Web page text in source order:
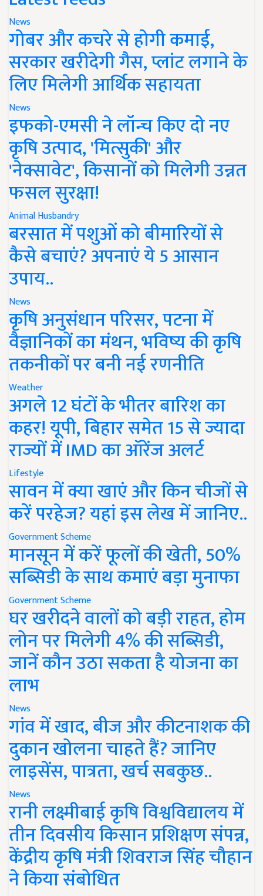
News
गोबर और कचरे से होगी कमाई,
सरकार खरीदेगी गैस, प्लांट लगाने के
लिए मिलेगी आर्थिक सहायता
News
इफको-एमसी ने लॉन्च किए दो नए
कृषि उत्पाद, 'मित्सुकी' और
'नेक्सावेट', किसानों को मिलेगी उन्नत
फसल सुरक्षा!
Animal Husbandry
बरसात में पशुओं को बीमारियों से
कैसे बचाएं? अपनाएं ये 5 आसान
उपाय..
News
कृषि अनुसंधान परिसर, पटना में
वैज्ञानिकों का मंथन, भविष्य की कृषि
तकनीकों पर बनी नई रणनीति
Weather
अगले 12 घंटों के भीतर बारिश का
कहर! यूपी, बिहार समेत 15 से ज्यादा
राज्यों में IMD का ऑरेंज अलर्ट
Lifestyle
सावन में क्या खाएं और किन चीजों से
करें परहेज? यहां इस लेख में जानिए..
Government Scheme
मानसून में करें फूलों की खेती, 50%
सब्सिडी के साथ कमाएं बड़ा मुनाफा
Government Scheme
घर खरीदने वालों को बड़ी राहत, होम
लोन पर मिलेगी 4% की सब्सिडी,
जानें कौन उठा सकता है योजना का
लाभ
News
गांव में खाद, बीज और कीटनाशक की
दुकान खोलना चाहते हैं? जानिए
लाइसेंस, पात्रता, खर्च सबकुछ..
News
रानी लक्ष्मीबाई कृषि विश्वविद्यालय में
तीन दिवसीय किसान प्रशिक्षण संपन्न,
केंद्रीय कृषि मंत्री शिवराज सिंह चौहान
ने किया संबोधित